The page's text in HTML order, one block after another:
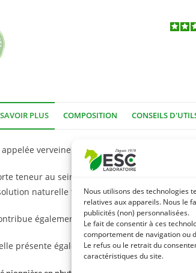
Nous utilisons des technologies
relatives aux appareils. Nous le
publicités (non) personnalisées.
Le fait de consentir à ces
comportement de navigation ou
Le refus ou le retrait du
caractéristiques du site.
PLUS COMPOSITION CONSEILS
verveine des Indes est originaire du
teneur au sein de l’huile essentielle de
naturelle très efficace afin d’éloigner
également à soulager les
présente également un intérêt en cas de